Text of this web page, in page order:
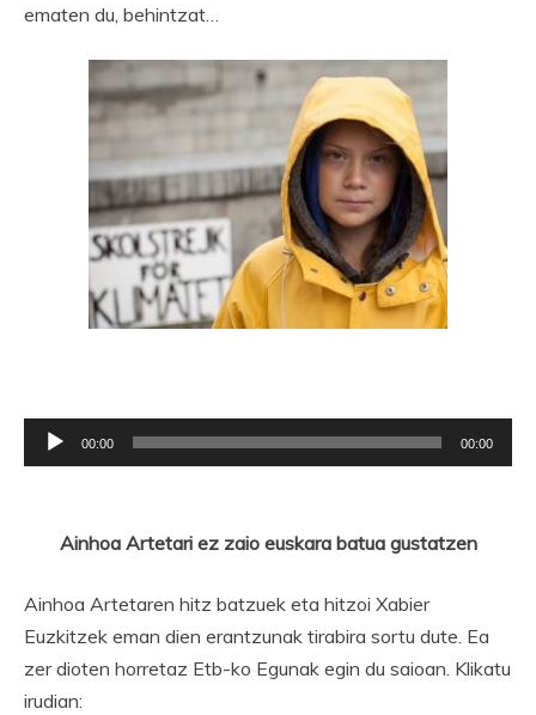
ematen du, behintzat…
Soinu
erreproduzigailua
00:00 00:00
Ainhoa Artetari ez zaio euskara batua gustatzen
Ainhoa Artetaren hitz batzuek eta hitzoi Xabier
Euzkitzek eman dien erantzunak tirabira sortu dute. Ea
zer dioten horretaz Etb-ko Egunak egin du saioan. Klikatu
irudian: